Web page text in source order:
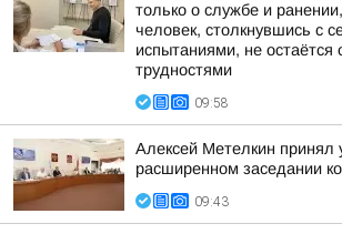
только о службе и
человек, столкнувшись с
испытаниями, не остаётся
трудностями
09:58
Алексей Метелкин принял
расширенном заседании
09:43